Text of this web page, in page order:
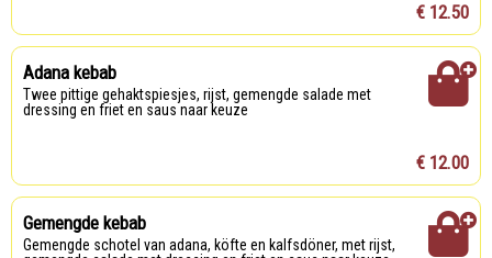
€ 12.50
Adana kebab
Twee pittige gehaktspiesjes, rijst, gemengde salade met
dressing en friet en saus naar keuze
€ 12.00
Gemengde kebab
Gemengde schotel van adana, köfte en kalfsdöner, met rijst,